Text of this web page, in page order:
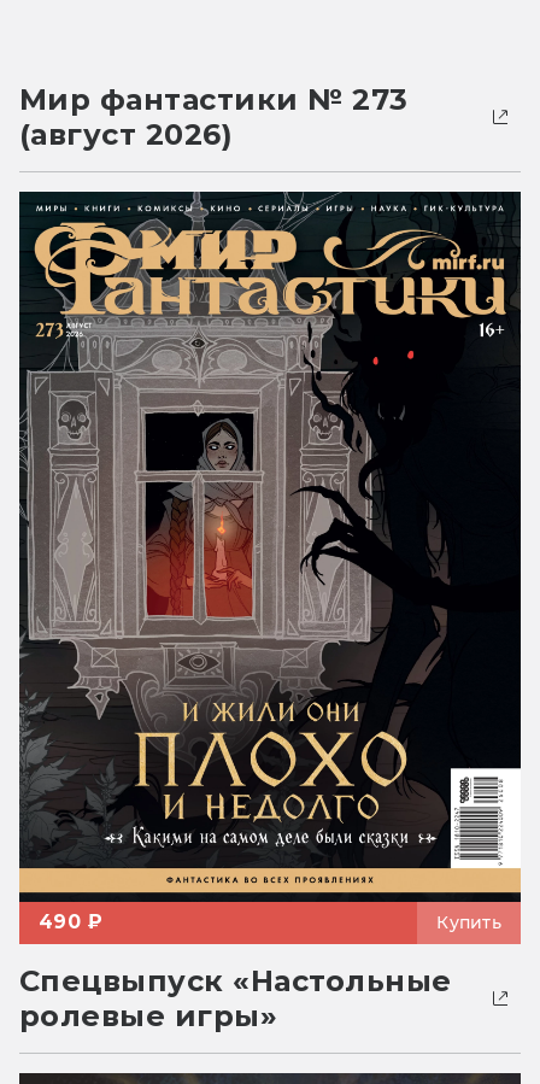
Мир фантастики № 273
(август 2026)
490 ₽ Купить
Спецвыпуск «Настольные
ролевые игры»